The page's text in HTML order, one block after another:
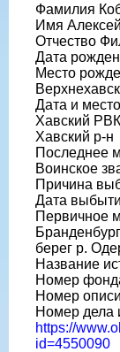
Фамилия
Имя Алексей
Отчество
Дата
Место
Дата и
Хавский
Хавский р-н
Последнее
Воинское
Причина
Дата
Первичное
берег р.
Название
Номер
Номер
Номер дела
https://
id=4550090